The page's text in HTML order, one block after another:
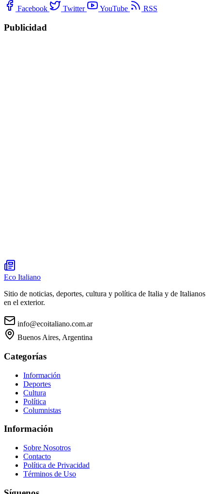
Facebook Twitter YouTube RSS
Publicidad
Eco Italiano
Sitio de noticias, deportes, cultura y política de Italia y de Italianos
en el exterior.
info@ecoitaliano.com.ar
Buenos Aires, Argentina
Categorías
Información
Deportes
Cultura
Política
Columnistas
Información
Sobre Nosotros
Contacto
Política de Privacidad
Términos de Uso